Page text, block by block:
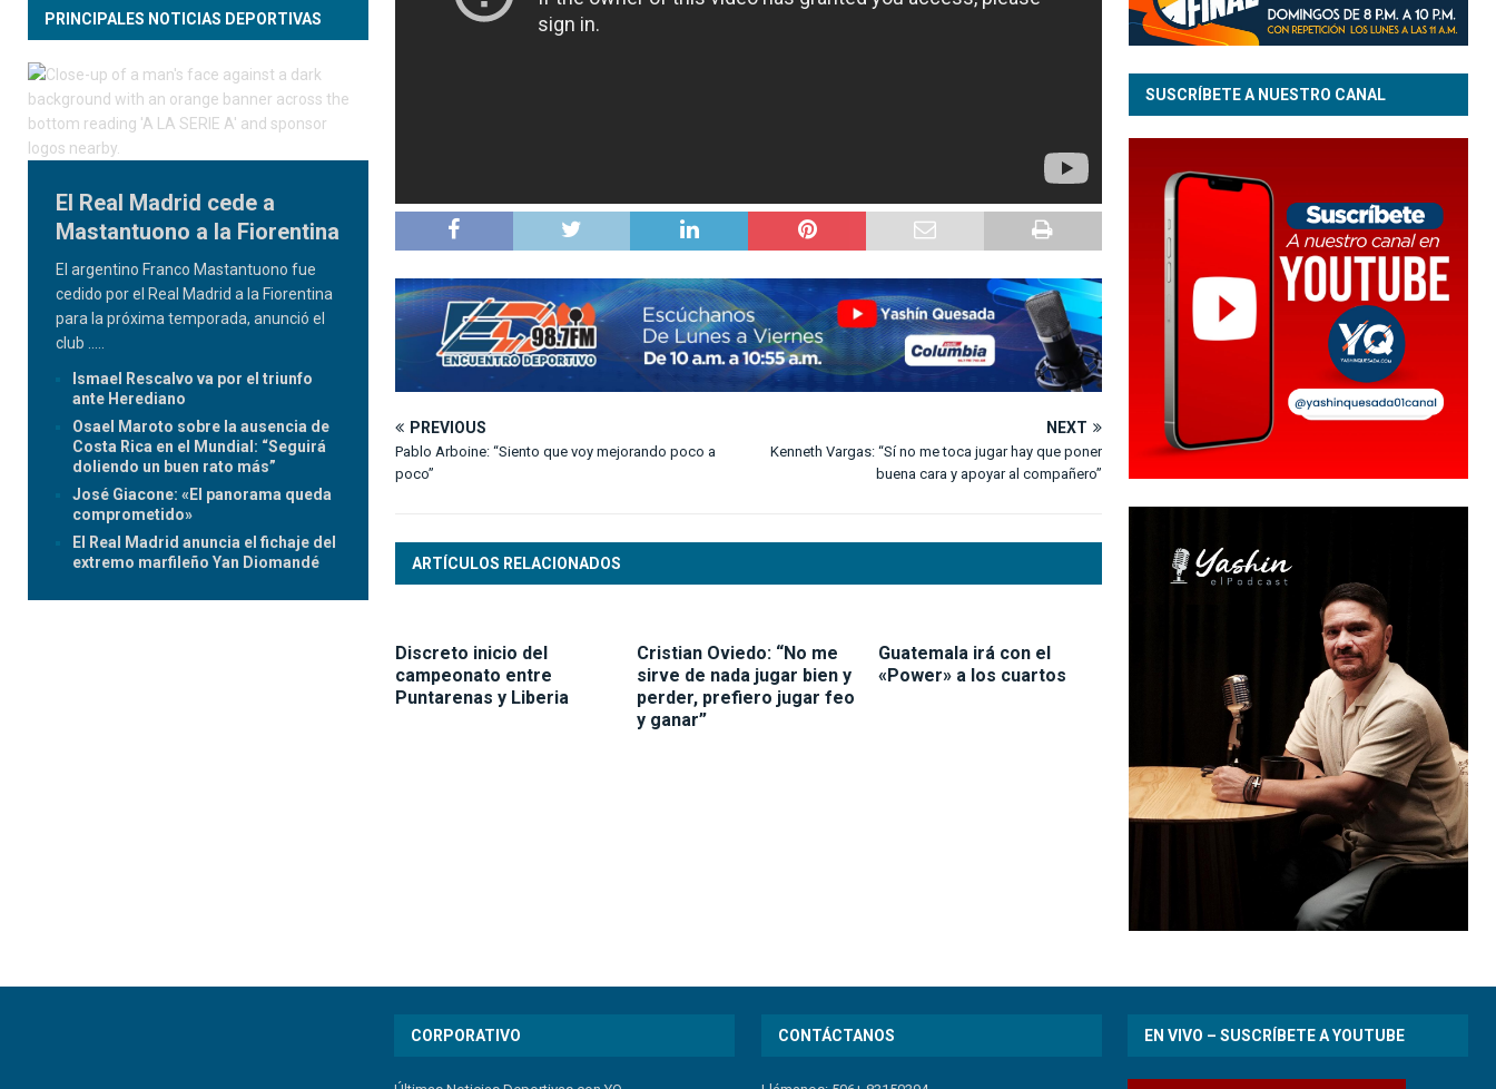
PREVIOUS
Pablo Arboine: “Siento que voy mejorando poco a
poco”
NEXT
Kenneth Vargas: “Sí no me toca jugar hay que poner
buena cara y apoyar al compañero”
ARTÍCULOS RELACIONADOS
Discreto inicio del
campeonato entre
Puntarenas y Liberia
Cristian Oviedo: “No me
sirve de nada jugar bien y
perder, prefiero jugar feo
y ganar”
Guatemala irá con el
«Power» a los cuartos
PRINCIPALES NOTICIAS DEPORTIVAS
El Real Madrid cede a
Mastantuono a la Fiorentina
El argentino Franco Mastantuono fue
cedido por el Real Madrid a la Fiorentina
para la próxima temporada, anunció el
club
Ismael Rescalvo va por el triunfo
ante Herediano
Osael Maroto sobre la ausencia de
Costa Rica en el Mundial: “Seguirá
doliendo un buen rato más”
José Giacone: «El panorama queda
comprometido»
El Real Madrid anuncia el fichaje del
extremo marfileño Yan Diomandé
SUSCRÍBETE A NUESTRO CANAL
CORPORATIVO CONTÁCTANOS EN VIVO – SUSCRÍBETE A YOUTUBE